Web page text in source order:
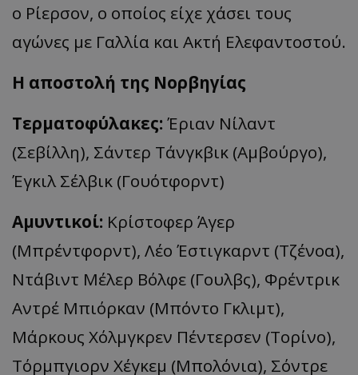
ο Ρίερσον, ο οποίος είχε χάσει τους
αγώνες με Γαλλία και Ακτή Ελεφαντοστού.
Η αποστολή της Νορβηγίας
Τερματοφύλακες: Έριαν Νίλαντ
(Σεβίλλη), Σάντερ Τάνγκβικ (Αμβούργο),
Έγκιλ Σέλβικ (Γουότφορντ)
Αμυντικοί: Κρίστοφερ Άγερ
(Μπρέντφορντ), Λέο Έστιγκαρντ (Τζένοα),
Ντάβιντ Μέλερ Βόλφε (Γουλβς), Φρέντρικ
Αντρέ Μπιόρκαν (Μπόντο Γκλιμτ),
Μάρκους Χόλμγκρεν Πέντερσεν (Τορίνο),
Τόρμπγιορν Χέγκεμ (Μπολόνια), Σόντρε